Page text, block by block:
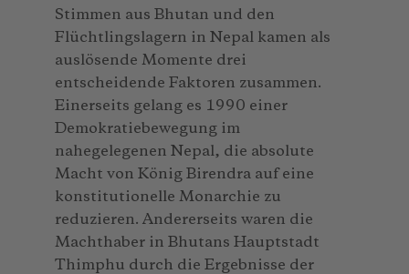
Stimmen aus Bhutan und den
Flüchtlingslagern in Nepal kamen als
auslösende Momente drei
entscheidende Faktoren zusammen.
Einerseits gelang es 1990 einer
Demokratiebewegung im
nahegelegenen Nepal, die absolute
Macht von König Birendra auf eine
konstitutionelle Monarchie zu
reduzieren. Andererseits waren die
Machthaber in Bhutans Hauptstadt
Thimphu durch die Ergebnisse der